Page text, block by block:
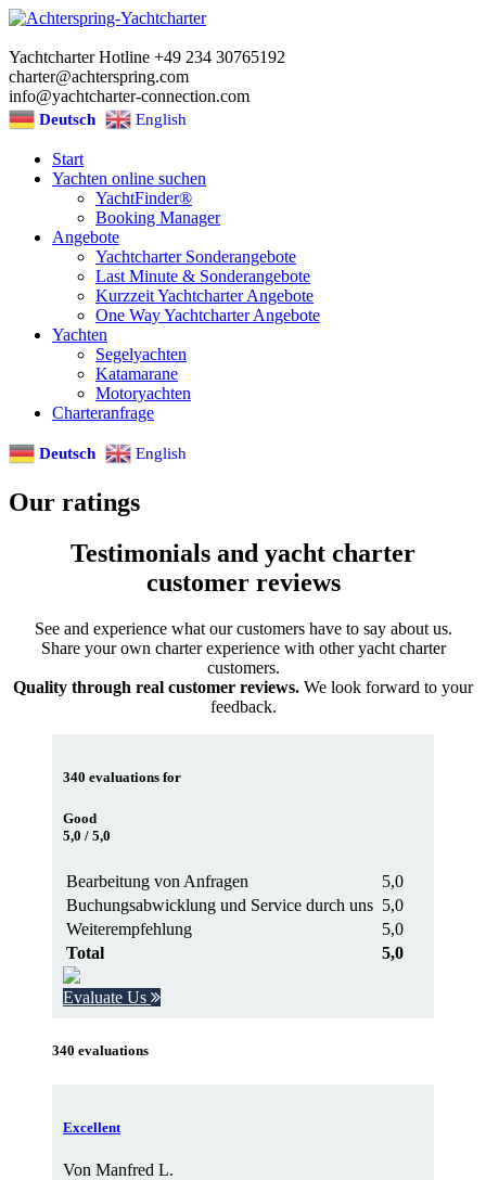
Yachtcharter Hotline +49 234 30765192
charter@achterspring.com
info@yachtcharter-connection.com
Deutsch English
Start
Yachten online suchen
YachtFinder®
Booking Manager
Angebote
Yachtcharter Sonderangebote
Last Minute & Sonderangebote
Kurzzeit Yachtcharter Angebote
One Way Yachtcharter Angebote
Yachten
Segelyachten
Katamarane
Motoryachten
Charteranfrage
Deutsch English
Our ratings
Testimonials and yacht charter
customer reviews
See and experience what our customers have to say about us.
Share your own charter experience with other yacht charter
customers.
Quality through real customer reviews. We look forward to your
feedback.
340 evaluations for
Good
5,0 / 5,0
Bearbeitung von Anfragen
5,0
Buchungsabwicklung und Service durch uns 5,0
Weiterempfehlung
5,0
Total
5,0
Evaluate Us
340 evaluations
Excellent
Von Manfred L.